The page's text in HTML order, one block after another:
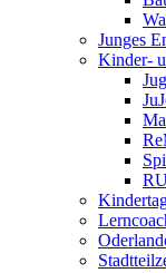
Junges
Kinder-